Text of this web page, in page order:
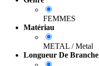
FEMMES
Matériau
METAL / Metal
Longueur De Branche